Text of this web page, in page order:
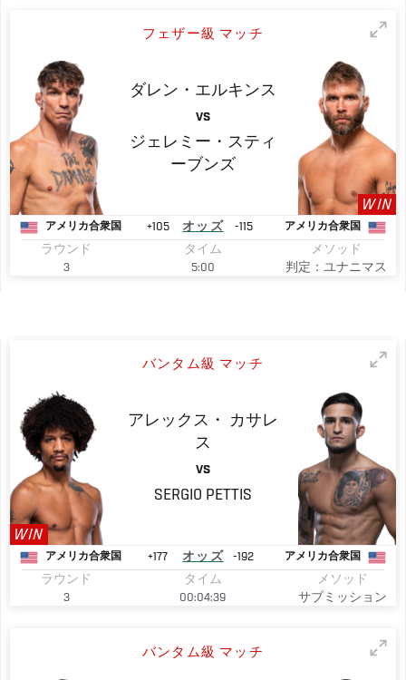
フェザー級 マッチ
ダレン・エルキンス
VS
ジェレミー・スティ
ーブンズ
WIN
アメリカ合衆国 +105 オッズ -115 アメリカ合衆国
ラウンド
3
タイム
5:00
メソッド
判定：ユナニマス
バンタム級 マッチ
WIN
アレックス・
カサレ
ス
VS
SERGIO PETTIS
アメリカ合衆国 +177 オッズ -192 アメリカ合衆国
ラウンド
3
タイム
00:04:39
メソッド
サブミッション
バンタム級 マッチ